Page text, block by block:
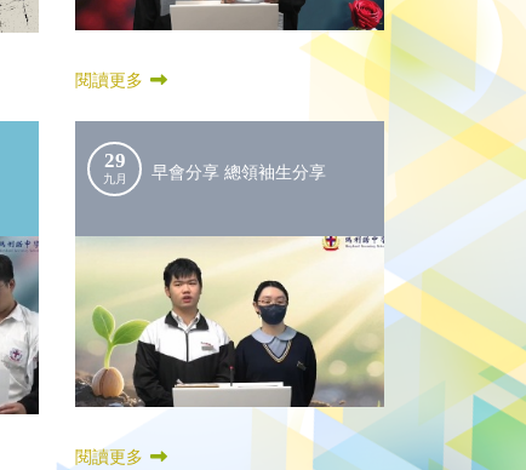
閱讀更多
29
九月 早會分享 總領袖生分享
閱讀更多